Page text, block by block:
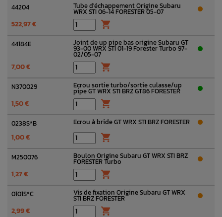
44204 Tube d'échappement Origine Subaru
WRX STI 06-14 FORESTER 05-07
522,97 € 
44184E Joint de up pipe bas origine Subaru GT
93-00 WRX STI 01-19 Forester Turbo 97-
02/05-07
7,00 € 
N370029 Ecrou sortie turbo/sortie culasse/up
pipe GT WRX STI BRZ GT86 FORESTER
1,50 € 
0238S*B Ecrou à bride GT WRX STI BRZ FORESTER
1,00 € 
M250076 Boulon Origine Subaru GT WRX STI BRZ
FORESTER Turbo
1,27 € 
0101S*C Vis de fixation Origine Subaru GT WRX
STI BRZ FORESTER
2,99 € 